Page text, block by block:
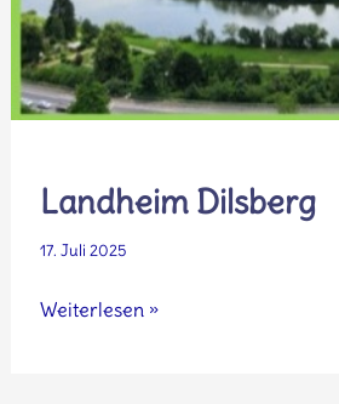
Landheim Dilsberg
17. Juli 2025
Landheim
Weiterlesen »